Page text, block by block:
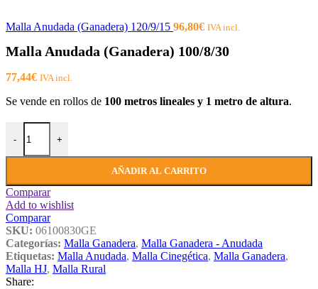
Malla Anudada (Ganadera) 120/9/15 96,80€ IVA incl.
Malla Anudada (Ganadera) 100/8/30
77,44€ IVA incl.
Se vende en rollos de 100 metros lineales y 1 metro de altura.
-
Malla Anudada (Ganadera) 100/8/30 cantidad
+
AÑADIR AL CARRITO
Comparar
Add to wishlist
Comparar
SKU: 06100830GE
Categorías: Malla Ganadera, Malla Ganadera - Anudada
Etiquetas: Malla Anudada, Malla Cinegética, Malla Ganadera,
Malla HJ, Malla Rural
Share: